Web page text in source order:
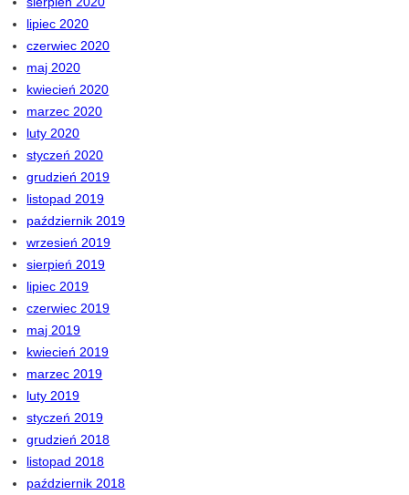
lipiec 2020
czerwiec 2020
maj 2020
kwiecień 2020
marzec 2020
luty 2020
styczeń 2020
grudzień 2019
listopad 2019
październik 2019
wrzesień 2019
sierpień 2019
lipiec 2019
czerwiec 2019
maj 2019
kwiecień 2019
marzec 2019
luty 2019
styczeń 2019
grudzień 2018
listopad 2018
październik 2018